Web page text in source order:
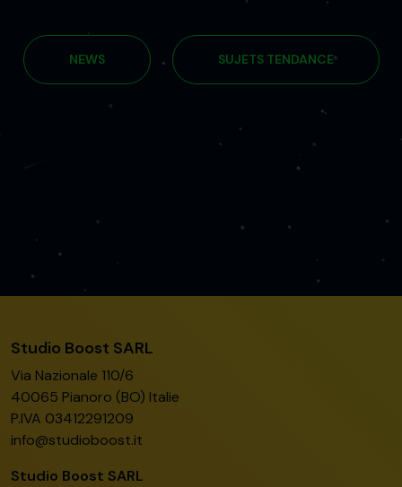
NEWS SUJETS TENDANCE
Studio Boost SARL
Via Nazionale 110/6
40065 Pianoro (BO) Italie
P.IVA 03412291209
info@studioboost.it
Studio Boost SARL